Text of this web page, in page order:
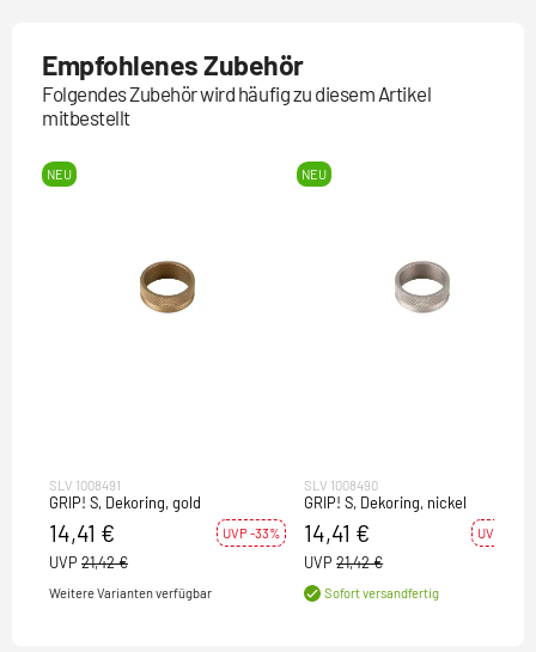
Empfohlenes Zubehör
Folgendes Zubehör wird häufig zu diesem Artikel
mitbestellt
NEU
SLV 1008491
GRIP! S, Dekoring, gold
14,41 € UVP -33%
UVP 21,42 €
Weitere Varianten verfügbar
NEU
SLV 1008490
GRIP! S, Dekoring, nickel
14,41 € UVP -33%
UVP 21,42 €
Sofort versandfertig